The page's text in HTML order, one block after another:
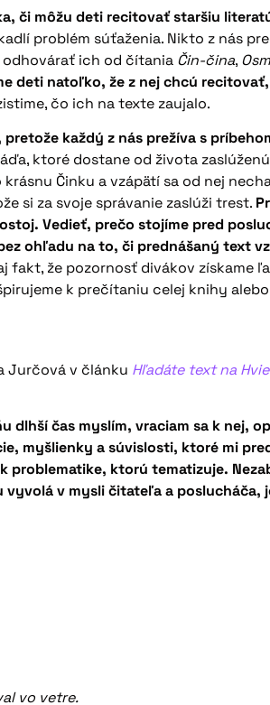
či môžu deti recitovať staršiu
problém súťaženia. Nikto z nás
ich od čítania Čin-čina,
deti natoľko, že z nej chcú
čo ich na texte zaujalo.
každý z nás prežíva s
ktoré dostane od života
Činku a vzápätí sa od nej
si za svoje správanie zaslúži trest.
Vedieť, prečo stojíme pred
ohľadu na to, či prednášaný text
fakt, že pozornosť divákov získame
k prečítaniu celej knihy
Jurčová v článku Hľadáte text na
čas myslím, vraciam sa k nej,
myšlienky a súvislosti, ktoré mi
ktorú tematizuje.
v mysli čitateľa a poslucháča,
vo vetre.